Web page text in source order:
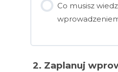
Co musisz
2. Zaplanuj